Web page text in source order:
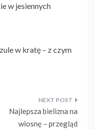
w jesiennych
w kratę – z czym
Najlepsza bielizna na
wiosnę – przegląd